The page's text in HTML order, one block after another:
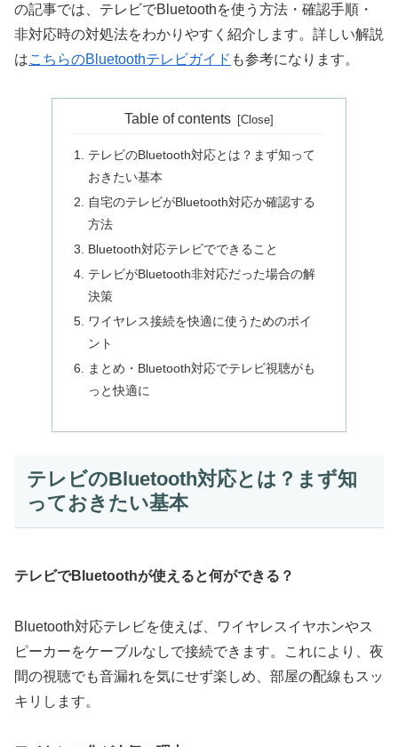
の記事では、テレビでBluetoothを使う方法・確認手順・
非対応時の対処法をわかりやすく紹介します。詳しい解説
はこちらのBluetoothテレビガイド も参考になります。
Table of contents
テレビのBluetooth対応とは？まず知って
おきたい基本
自宅のテレビがBluetooth対応か確認する
方法
Bluetooth対応テレビでできること
テレビがBluetooth非対応だった場合の解
決策
ワイヤレス接続を快適に使うためのポイ
ント
まとめ・Bluetooth対応でテレビ視聴がも
っと快適に
テレビのBluetooth対応とは？まず知
っておきたい基本
テレビでBluetoothが使えると何ができる？
Bluetooth対応テレビを使えば、ワイヤレスイヤホンやス
ピーカーをケーブルなしで接続できます。これにより、夜
間の視聴でも音漏れを気にせず楽しめ、部屋の配線もスッ
キリします。